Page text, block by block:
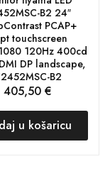
B2 24″
PCAP+
touchscreen
120Hz 400cd
DP landscape,
B2
405,50€
u košaricu